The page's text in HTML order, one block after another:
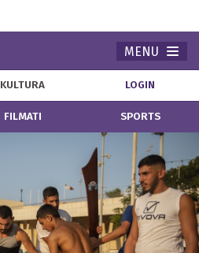
MENU
KULTURA LOGIN
FILMATI SPORTS